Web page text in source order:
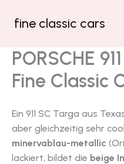
Inhaltfine classic cars
PORSCHE
Fine Classic
Ein 911 SC Targa aus
aber gleichzeitig sehr
minervablau-metallic
lackiert, bildet die beige